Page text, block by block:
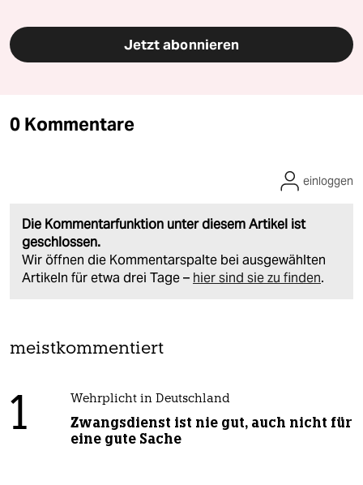
Jetzt abonnieren
0 Kommentare
Die Kommentarfunktion unter diesem Artikel ist
geschlossen.
Wir öffnen die Kommentarspalte bei ausgewählten
Artikeln für etwa drei Tage – hier sind sie zu finden.
einloggen
meistkommentiert
1 Wehrplicht in Deutschland
Zwangsdienst ist nie gut, auch nicht für
eine gute Sache